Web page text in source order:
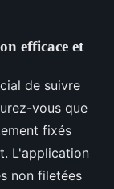
efficace et
de suivre
vous que
fixés
L'application
non filetées